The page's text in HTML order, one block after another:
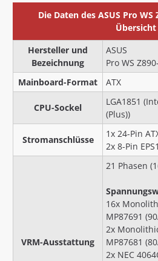
Die Daten des ASUS Pro WS
Übersicht
Hersteller und
Bezeichnung
ASUS
Pro WS
Mainboard-Format
ATX
CPU-Sockel
LGA1851
(Plus))
Stromanschlüsse
1x 24-Pin
2x 8-Pin
VRM-Ausstattung
21 Phasen
16x
MP87691
2x
MP87681
2x NEC